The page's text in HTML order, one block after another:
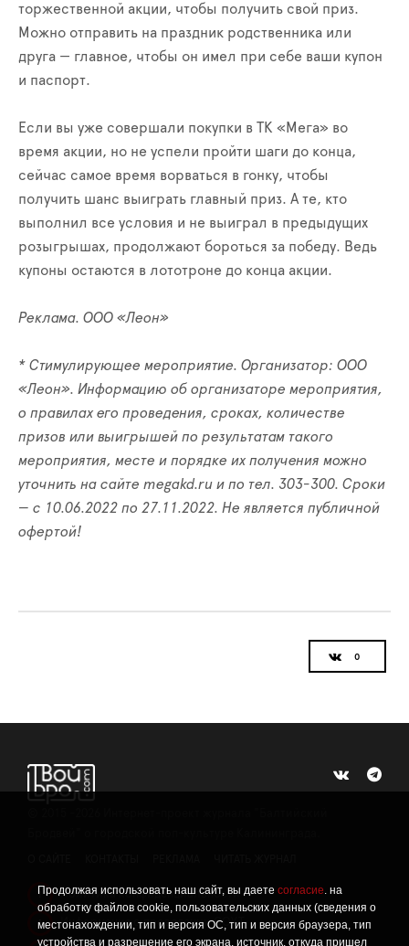
Продолжая использовать наш сайт, вы даете согласие. на
обработку файлов cookie, пользовательских данных (сведения о
местонахождении, тип и версия ОС, тип и версия браузера, тип
устройства и разрешение его экрана, источник, откуда пришел
торжественной акции, чтобы получить свой приз.
Можно отправить на праздник родственника или
друга — главное, чтобы он имел при себе ваши купон
и паспорт.
Если вы уже совершали покупки в ТК «Мега» во
время акции, но не успели пройти шаги до конца,
сейчас самое время ворваться в гонку, чтобы
получить шанс выиграть главный приз. А те, кто
выполнил все условия и не выиграл в предыдущих
розыгрышах, продолжают бороться за победу. Ведь
купоны остаются в лототроне до конца акции.
Реклама. ООО «Леон»
* Стимулирующее мероприятие. Организатор: ООО
«Леон». Информацию об организаторе мероприятия,
о правилах его проведения, сроках, количестве
призов или выигрышей по результатам такого
мероприятия, месте и порядке их получения можно
уточнить на сайте megakd.ru и по тел. 303-300. Сроки
— с 10.06.2022 по 27.11.2022. Не является публичной
офертой!
! Политика конфиденциальности
! Информация о проведении СОУТ